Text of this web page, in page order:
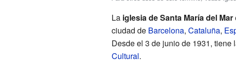
La iglesia de Santa María del Mar
ciudad de Barcelona, Cataluña,
Desde el 3 de junio de 1931, tiene
Cultural.